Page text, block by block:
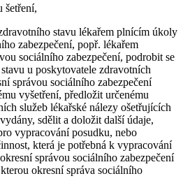
šetření,
stavu lékařem plnícím úkoly
zabezpečení, popř. lékařem
sociálního zabezpečení, podrobit se
u poskytovatele zdravotních
správou sociálního zabezpečení
vyšetření, předložit určenému
služeb lékařské nálezy ošetřujících
sdělit a doložit další údaje,
vypracování posudku, nebo
která je potřebná k vypracování
správou sociálního zabezpečení
okresní správa sociálního